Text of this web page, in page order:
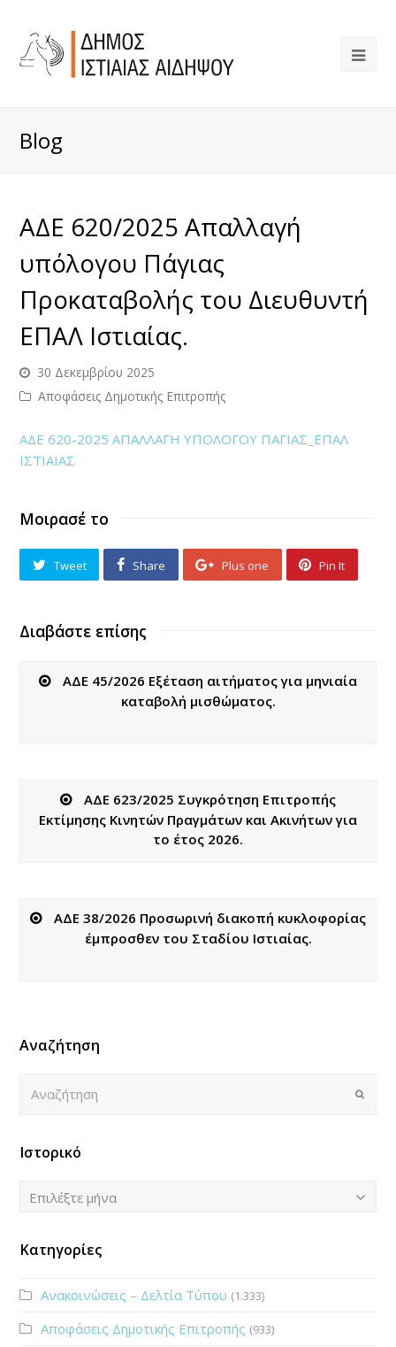
Blog
ΑΔΕ 620/2025 Απαλλαγή
υπόλογου Πάγιας
Προκαταβολής του Διευθυντή
ΕΠΑΛ Ιστιαίας.
30 Δεκεμβρίου 2025
Αποφάσεις Δημοτικής Επιτροπής
ΑΔΕ 620-2025 ΑΠΑΛΛΑΓΗ ΥΠΟΛΟΓΟΥ ΠΑΓΙΑΣ_ΕΠΑΛ
ΙΣΤΙΑΙΑΣ
Μοιρασέ το
Tweet Share Plus one Pin It
Διαβάστε επίσης
ΑΔΕ 45/2026 Εξέταση αιτήματος για μηνιαία
καταβολή μισθώματος.
ΑΔΕ 623/2025 Συγκρότηση Επιτροπής
Εκτίμησης Κινητών Πραγμάτων και Ακινήτων για
το έτος 2026.
ΑΔΕ 38/2026 Προσωρινή διακοπή κυκλοφορίας
έμπροσθεν του Σταδίου Ιστιαίας.
Αναζήτηση
Submit
Ιστορικό
Ιστορικό
Επιλέξτε μήνα
Κατηγορίες
Ανακοινώσεις – Δελτία Τύπου (1.333)
Αποφάσεις Δημοτικής Επιτροπής (933)